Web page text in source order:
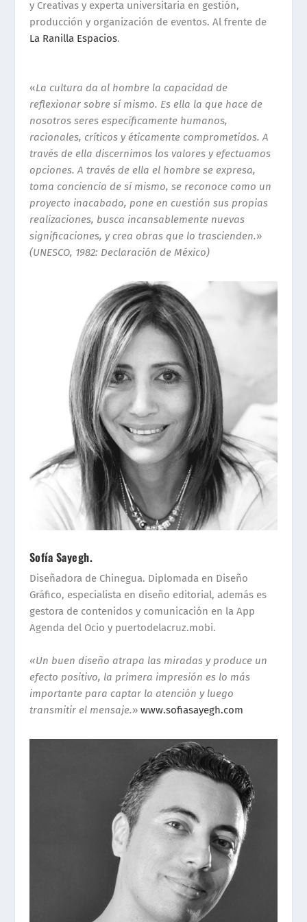
y Creativas y experta universitaria en gestión,
producción y organización de eventos. Al frente de
La Ranilla Espacios.
«La cultura da al hombre la capacidad de
reflexionar sobre sí mismo. Es ella la que hace de
nosotros seres específicamente humanos,
racionales, críticos y éticamente comprometidos. A
través de ella discernimos los valores y efectuamos
opciones. A través de ella el hombre se expresa,
toma conciencia de sí mismo, se reconoce como un
proyecto inacabado, pone en cuestión sus propias
realizaciones, busca incansablemente nuevas
significaciones, y crea obras que lo trascienden.»
(UNESCO, 1982: Declaración de México)
Sofía Sayegh.
Diseñadora de Chinegua. Diplomada en Diseño
Gráfico, especialista en diseño editorial, además es
gestora de contenidos y comunicación en la App
Agenda del Ocio y puertodelacruz.mobi.
«Un buen diseño atrapa las miradas y produce un
efecto positivo, la primera impresión es lo más
importante para captar la atención y luego
transmitir el mensaje.» www.sofiasayegh.com